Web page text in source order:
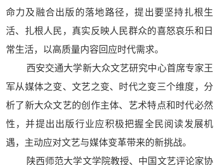
命力及融合出版的落地路径，提出要坚持扎根生
活、扎根人民，真实反映人民群众的喜怒哀乐和日
常生活，以高质量内容回应时代需求。
西安交通大学新大众文艺研究中心首席专家王
军从媒体之变、文艺之变、时代之变三个维度，分
析了新大众文艺的创作主体、艺术特点和时代必然
性，并提出出版行业应积极把握全民阅读发展机
遇，主动应对文艺与媒体变革带来的新挑战。
陕西师范大学文学院教授、中国文艺评论家协